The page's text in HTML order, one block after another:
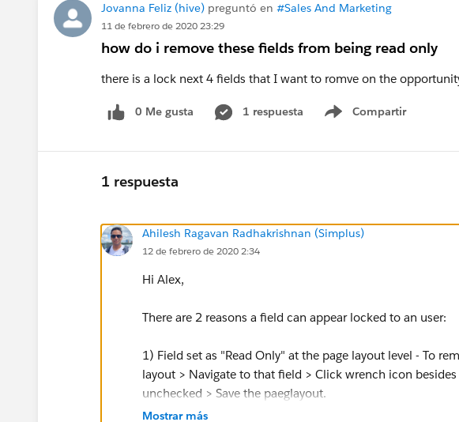
Jovanna Feliz (hive) preguntó en #Sales And Marketing
11 de febrero de 2020 23:29
how do i remove these fields from being read only
there is a lock next 4 fields that I want to romve on the
0 Me gusta 1 respuesta Compartir
Show menu
1 respuesta
Ahilesh Ragavan Radhakrishnan (Simplus)
12 de febrero de 2020 2:34
Hi Alex,
There are 2 reasons a field can appear locked to an user:
1) Field set as "Read Only" at the page layout level - To
layout > Navigate to that field > Click wrench icon
unchecked > Save the paeglayout.
Mostrar más